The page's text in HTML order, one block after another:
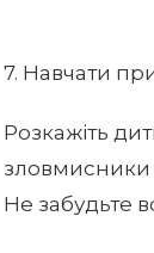
7. Навчати
Розкажіть
зловмисники
Не забудьте